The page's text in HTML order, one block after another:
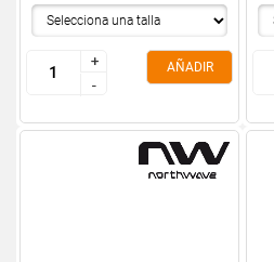
+
-
+
-
AÑADIR